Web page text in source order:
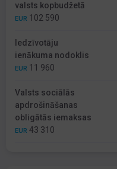
valsts kopbudžetā
EUR 102 590
Iedzīvotāju
ienākuma nodoklis
EUR 11 960
Valsts sociālās
apdrošināšanas
obligātās iemaksas
EUR 43 310